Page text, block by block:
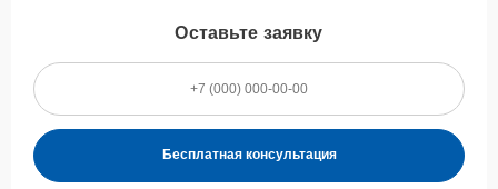
Оставьте заявку
Бесплатная консультация